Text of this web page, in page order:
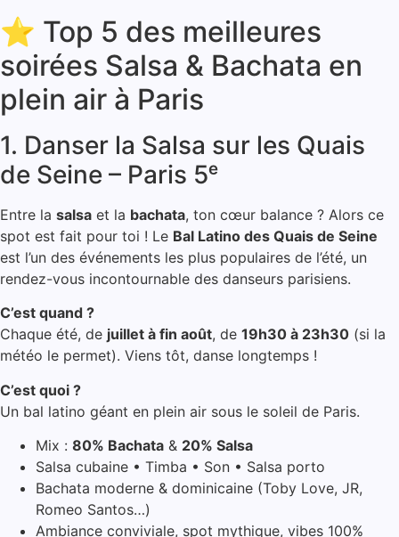
⭐ Top 5 des meilleures
soirées Salsa & Bachata en
plein air à Paris
1. Danser la Salsa sur les Quais
de Seine – Paris 5ᵉ
Entre la salsa et la bachata, ton cœur balance ? Alors ce
spot est fait pour toi ! Le Bal Latino des Quais de Seine
est l’un des événements les plus populaires de l’été, un
rendez-vous incontournable des danseurs parisiens.
C’est quand ?
Chaque été, de juillet à fin août, de 19h30 à 23h30 (si la
météo le permet). Viens tôt, danse longtemps !
C’est quoi ?
Un bal latino géant en plein air sous le soleil de Paris.
Mix : 80% Bachata & 20% Salsa
Salsa cubaine • Timba • Son • Salsa porto
Bachata moderne & dominicaine (Toby Love, JR,
Romeo Santos…)
Ambiance conviviale, spot mythique, vibes 100%